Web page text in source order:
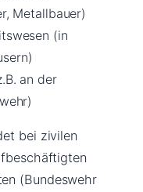
Metallbauer)
(in
an der
bei zivilen
(Bundeswehr